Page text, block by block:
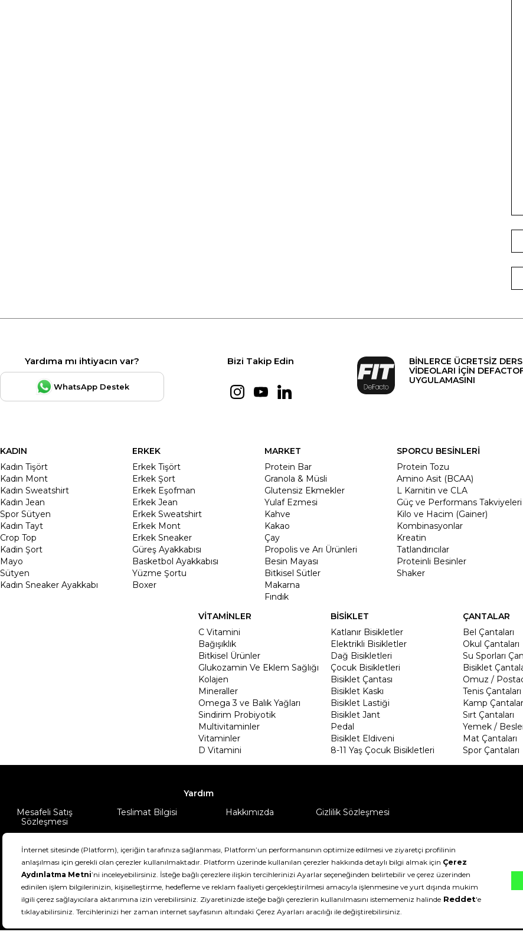
Yardıma mı ihtiyacın var?
WhatsApp Destek
Bizi Takip Edin
BİNLERCE ÜCRETSİZ
VİDEOLARI İÇİN
UYGULAMASINI
KADIN
Kadın Tişört
Kadın Mont
Kadın Sweatshirt
Kadın Jean
Spor Sütyen
Kadın Tayt
Crop Top
Kadin Şort
Mayo
Sütyen
Kadın Sneaker Ayakkabı
ERKEK
Erkek Tişört
Erkek Şort
Erkek Eşofman
Erkek Jean
Erkek Sweatshirt
Erkek Mont
Erkek Sneaker
Güreş Ayakkabısı
Basketbol Ayakkabısı
Yüzme Şortu
Boxer
MARKET
Protein Bar
Granola & Müsli
Glutensiz Ekmekler
Yulaf Ezmesi
Kahve
Kakao
Çay
Propolis ve Arı Ürünleri
Besin Mayası
Bitkisel Sütler
Makarna
Fındık
SPORCU BESİNLERİ
Protein Tozu
Amino Asit (BCAA)
L Karnitin ve CLA
Güç ve Performans Takviyeleri
Kilo ve Hacim (Gainer)
Kombinasyonlar
Kreatin
Tatlandırıcılar
Proteinli Besinler
Shaker
VİTAMİNLER
C Vitamini
Bağışıklık
Bitkisel Ürünler
Glukozamin Ve Eklem Sağlığı
Kolajen
Mineraller
Omega 3 ve Balık Yağları
Sindirim Probiyotik
Multivitaminler
Vitaminler
D Vitamini
BİSİKLET
Katlanır Bisikletler
Elektrikli Bisikletler
Dağ Bisikletleri
Çocuk Bisikletleri
Bisiklet Çantası
Bisiklet Kaskı
Bisiklet Lastiği
Bisiklet Jant
Pedal
Bisiklet Eldiveni
8-11 Yaş Çocuk Bisikletleri
ÇANTALAR
Bel Çantaları
Okul Çantaları
Su Sporları
Bisiklet
Omuz /
Tenis Çantaları
Kamp
Sırt Çantaları
Yemek /
Mat Çantaları
Spor Çantaları
Yardım
Mesafeli Satış
Sözleşmesi
Teslimat Bilgisi Hakkımızda Gizlilik Sözleşmesi
DeFactoFIT ©️ 2022-2026. Tüm hakları saklıdır.